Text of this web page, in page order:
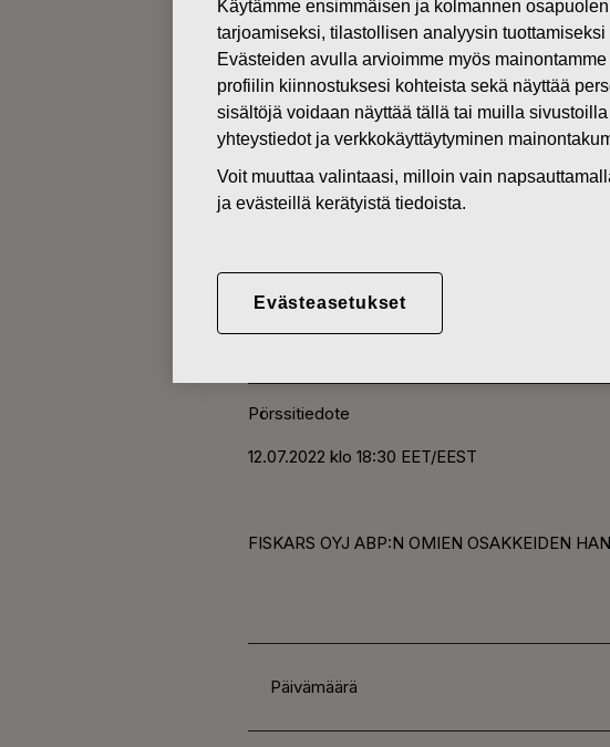
MUUTOKSET OMIEN OSAKKEIDEN
12.07.2022
FISKARS OYJ
Fiskars Oyj Abp
Pörssitiedote
12.07.2022 klo 18:30 EET/EEST
FISKARS OYJ ABP:N OMIEN OSAKKEIDEN
Päivämäärä
Käytämme ensimmäisen ja kolmannen
tarjoamiseksi, tilastollisen analyysin
Evästeiden avulla arvioimme myös
profiilin kiinnostuksesi kohteista sekä näyttää
sisältöjä voidaan näyttää tällä tai muilla
yhteystiedot ja verkkokäyttäytyminen
Voit muuttaa valintaasi, milloin vain
ja evästeillä kerätyistä tiedoista.
Evästeasetukset